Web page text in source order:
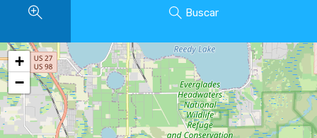
Buscar
+
−